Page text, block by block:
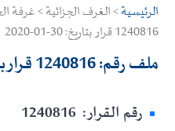
الرئيسية> الغرف الجزائية > غرفة
1240816 قرار بتاريخ: 30-01-2020
ملف رقم: 1240816 قرار بتاريخ: 30-01-2020
رقم القرار: 1240816